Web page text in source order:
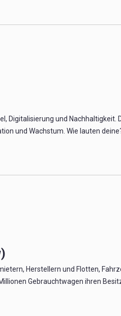
Digitalisierung und Nachhaltigkeit.
und Wachstum. Wie lauten
Herstellern und Flotten,
Gebrauchtwagen ihren